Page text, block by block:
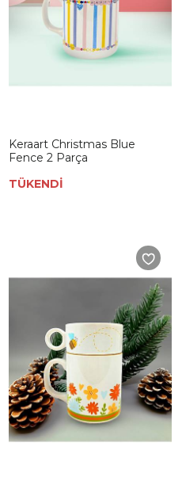
Keraart Christmas Blue
Fence 2 Parça
TÜKENDİ